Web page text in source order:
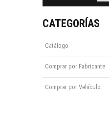
CATEGORÍAS
Catálogo
Comprar por Fabricante
Comprar por Vehículo